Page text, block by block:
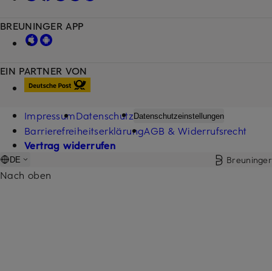
EIN PARTNER VON
BREUNINGER APP
ImpressumDatenschutzDatenschutzeinstellungen
BarrierefreiheitserklärungAGB & Widerrufsrecht
Vertrag widerrufen
DE Breuninger
Nach oben